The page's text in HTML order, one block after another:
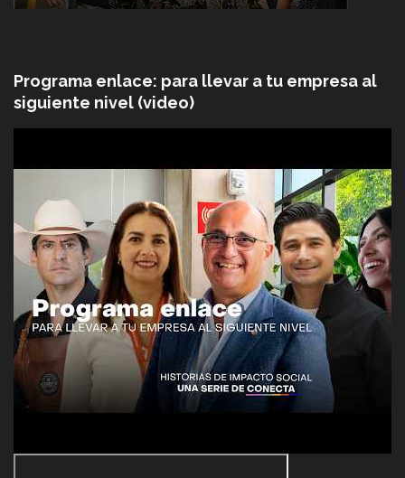
Programa enlace: para llevar a tu empresa al
siguiente nivel (video)